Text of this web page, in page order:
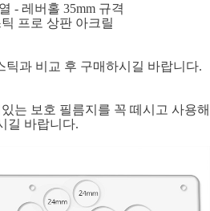
- 레버홀 35mm 규격
프로 상판 아크릴
틱과 비교 후 구매하시길 바랍니다.
는 보호 필름지를 꼭 떼시고 사용해
길 바랍니다.